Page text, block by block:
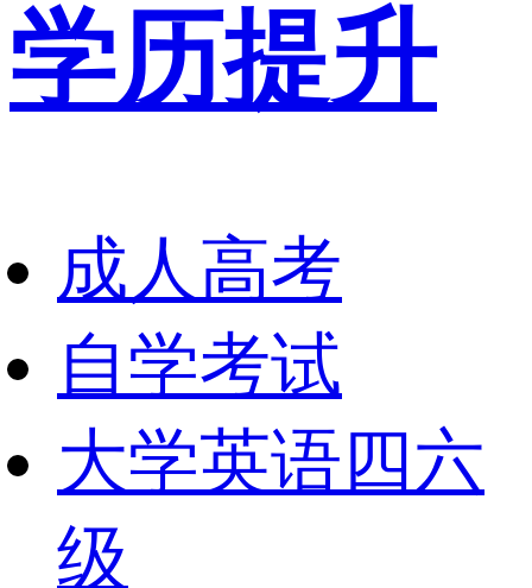
学历提升
成人高考
自学考试
大学英语四六
级